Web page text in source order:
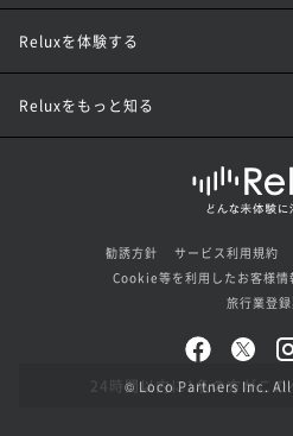
Reluxを体験する
Reluxをもっと知る
勧誘方針 サービス利用規約
Cookie等を利用したお客様情
旅行業登
© Loco Partners Inc.